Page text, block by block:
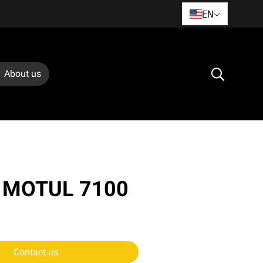
EN
About us
7100
Contact us